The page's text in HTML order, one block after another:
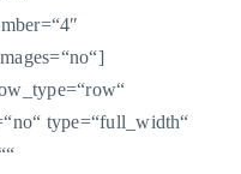
type=“full_width“